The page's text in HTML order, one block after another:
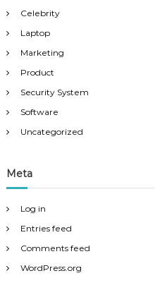
Celebrity
Laptop
Marketing
Product
Security System
Software
Uncategorized
Meta
Log in
Entries feed
Comments feed
WordPress.org